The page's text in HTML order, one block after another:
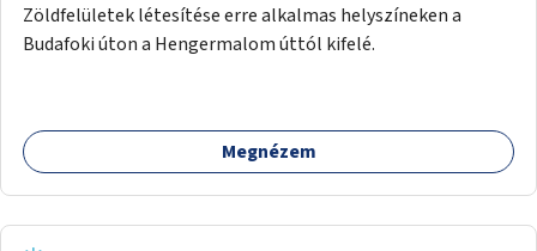
Zöldfelületek létesítése erre alkalmas helyszíneken a
Budafoki úton a Hengermalom úttól kifelé.
Megnézem